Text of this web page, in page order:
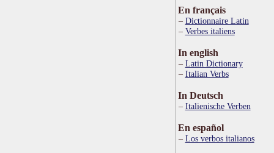
En français
Dictionnaire Latin
Verbes italiens
In english
Latin Dictionary
Italian Verbs
In Deutsch
Italienische Verben
En español
Los verbos italianos